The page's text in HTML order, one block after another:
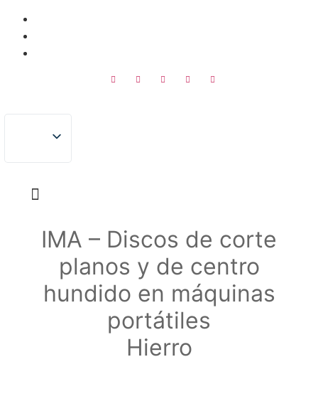
contenido
IMA – Discos de corte
planos y de centro
hundido en máquinas
portátiles
Hierro